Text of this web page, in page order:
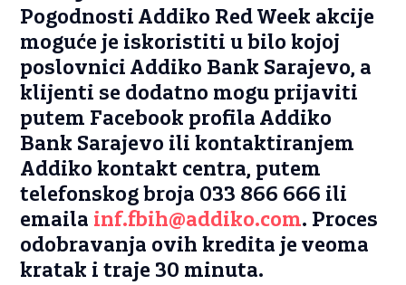
Pogodnosti Addiko Red Week akcije
moguće je iskoristiti u bilo kojoj
poslovnici Addiko Bank Sarajevo, a
klijenti se dodatno mogu prijaviti
putem Facebook profila Addiko
Bank Sarajevo ili kontaktiranjem
Addiko kontakt centra, putem
telefonskog broja 033 866 666 ili
emaila inf.fbih@addiko.com. Proces
odobravanja ovih kredita je veoma
kratak i traje 30 minuta.